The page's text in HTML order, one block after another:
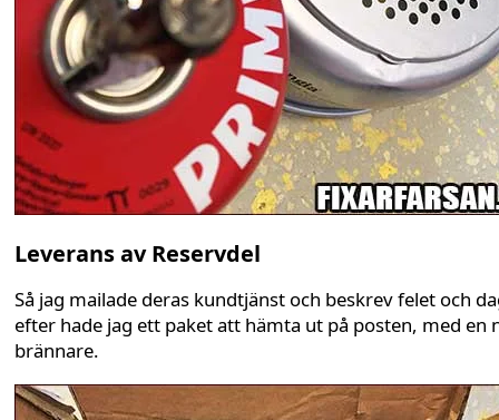
Leverans av Reservdel
Så jag mailade deras kundtjänst och beskrev felet och
efter hade jag ett paket att hämta ut på posten, med en
brännare.